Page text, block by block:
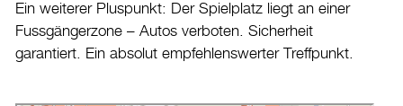
Ein weiterer Pluspunkt: Der Spielplatz liegt an einer
Fussgängerzone – Autos verboten. Sicherheit
garantiert. Ein absolut empfehlenswerter Treffpunkt.